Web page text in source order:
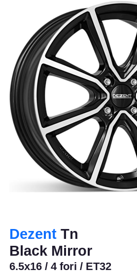
Dezent Tn
Black Mirror
6.5x16 / 4 fori / ET32